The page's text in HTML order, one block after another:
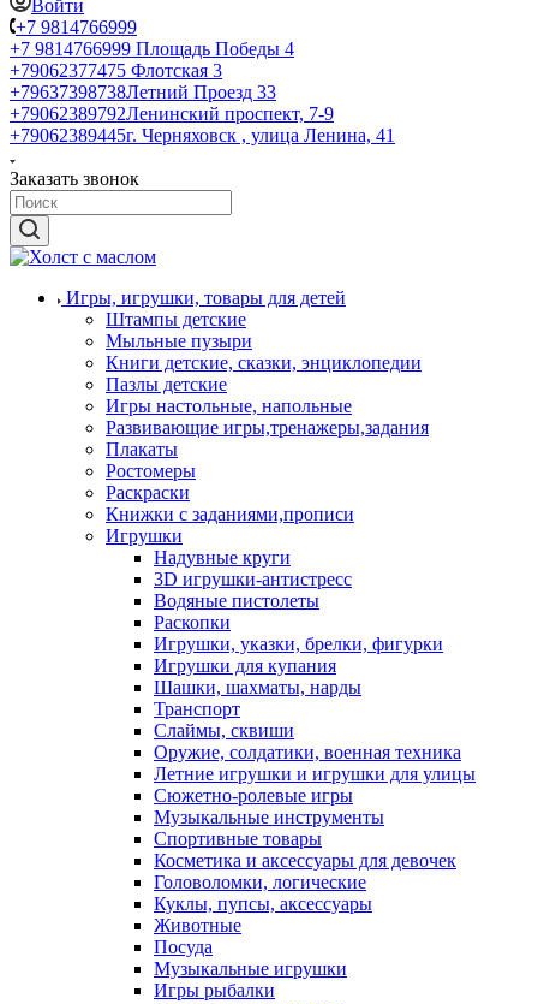
Войти
+7 9814766999
+7 9814766999 Площадь Победы 4
+79062377475 Флотская 3
+79637398738Летний Проезд 33
+79062389792Ленинский проспект, 7-9
+79062389445г. Черняховск , улица Ленина, 41
Заказать звонок
Игры, игрушки, товары для детей
Штампы детские
Мыльные пузыри
Книги детские, сказки, энциклопедии
Пазлы детские
Игры настольные, напольные
Развивающие игры,тренажеры,задания
Плакаты
Ростомеры
Раскраски
Книжки с заданиями,прописи
Игрушки
Надувные круги
3D игрушки-антистресс
Водяные пистолеты
Раскопки
Игрушки, указки, брелки, фигурки
Игрушки для купания
Шашки, шахматы, нарды
Транспорт
Слаймы, сквиши
Оружие, солдатики, военная техника
Летние игрушки и игрушки для улицы
Сюжетно-ролевые игры
Музыкальные инструменты
Спортивные товары
Косметика и аксессуары для девочек
Головоломки, логические
Куклы, пупсы, аксессуары
Животные
Посуда
Музыкальные игрушки
Игры рыбалки